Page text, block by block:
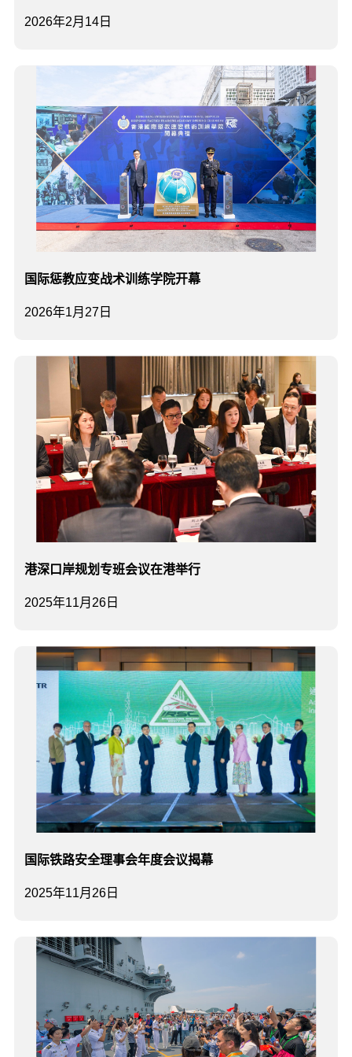
2026年2月14日
2026年1月27日
国际惩教应变战术训练学院开幕
2025年11月26日
港深口岸规划专班会议在港举行
2025年11月26日
国际铁路安全理事会年度会议揭幕